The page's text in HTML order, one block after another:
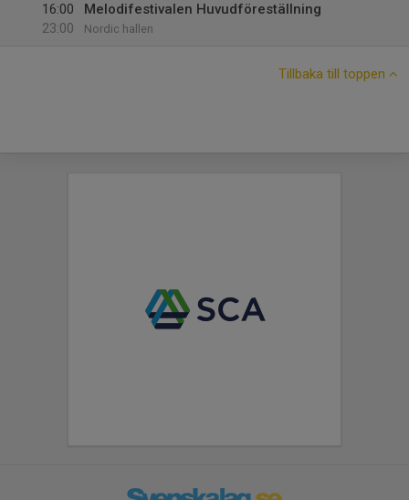
16:00
23:00
Melodifestivalen Huvudföreställning
Nordic hallen
Tillbaka till toppen